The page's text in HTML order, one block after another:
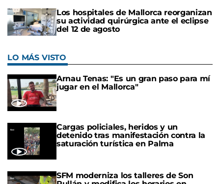
Los hospitales de Mallorca reorganizan
su actividad quirúrgica ante el eclipse
del 12 de agosto
LO MÁS VISTO
Arnau Tenas: "Es un gran paso para mí
jugar en el Mallorca"
Cargas policiales, heridos y un
detenido tras manifestación contra la
saturación turística en Palma
SFM moderniza los talleres de Son